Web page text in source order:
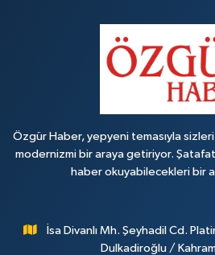
Özgür Haber, yepyeni temasıyla
modernizmi bir araya getiriyor.
haber okuyabilecekleri bir
İsa Divanlı Mh. Şeyhadil Cd.
Dulkadiroğlu /